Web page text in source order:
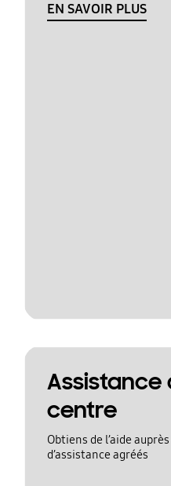
EN SAVOIR PLUS
Assistance
centre
Obtiens de l’aide
d’assistance agréés